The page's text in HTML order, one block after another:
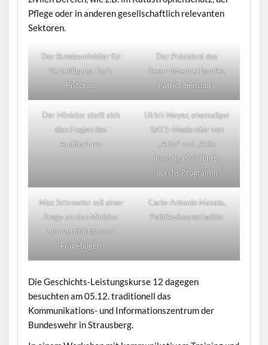
Pflege oder in anderen gesellschaftlich relevanten
Sektoren.
Der Bundesminister für
Verteidigung, Boris
Pistorius
Der Präsident des
Reservistenverbandes,
Patrick Sensburg
Der Minister stellt sich
den Fragen des
Auditoriums
Ulrich Meyer, ehemaliger
SAT1-Moderator von
„Akte“ und „Akte
investigativ“, führte
durchs Programm
Max Schroeder mit einer
Frage an den Minister
zum verpflichtenden
Fragebogen
Carlo-Antonio Masala,
Politikwissenschaftler
Die Geschichts-Leistungskurse 12 dagegen
besuchten am 05.12. traditionell das
Kommunikations- und Informationszentrum der
Bundeswehr in Strausberg.